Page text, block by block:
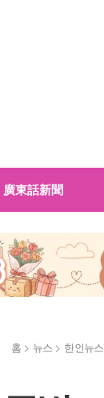
廣東話新聞
홈 뉴스 한인뉴스